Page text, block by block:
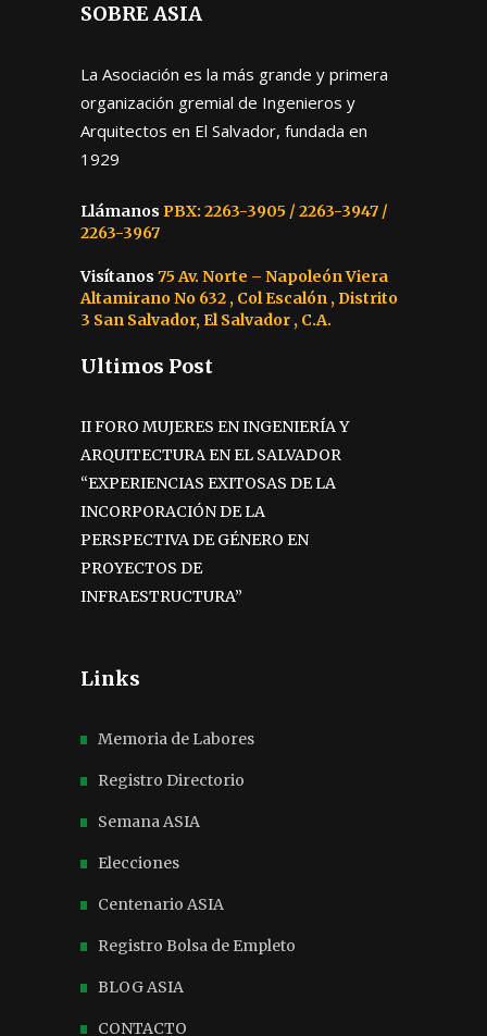
SOBRE ASIA
La Asociación es la más grande y primera
organización gremial de Ingenieros y
Arquitectos en El Salvador, fundada en
1929
Llámanos PBX: 2263-3905 / 2263-3947 /
2263-3967
Visítanos 75 Av. Norte – Napoleón Viera
Altamirano No 632 , Col Escalón , Distrito
3 San Salvador, El Salvador , C.A.
Ultimos Post
II FORO MUJERES EN INGENIERÍA Y
ARQUITECTURA EN EL SALVADOR
“EXPERIENCIAS EXITOSAS DE LA
INCORPORACIÓN DE LA
PERSPECTIVA DE GÉNERO EN
PROYECTOS DE
INFRAESTRUCTURA”
Links
Memoria de Labores
Registro Directorio
Semana ASIA
Elecciones
Centenario ASIA
Registro Bolsa de Empleto
BLOG ASIA
CONTACTO